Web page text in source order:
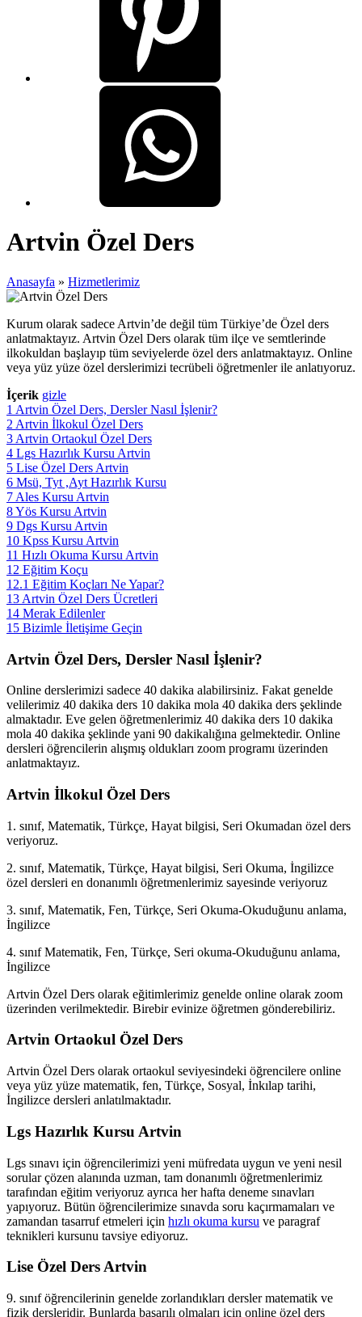
Artvin Özel Ders
Anasayfa » Hizmetlerimiz
Kurum olarak sadece Artvin’de değil tüm Türkiye’de Özel ders
anlatmaktayız. Artvin Özel Ders olarak tüm ilçe ve semtlerinde
ilkokuldan başlayıp tüm seviyelerde özel ders anlatmaktayız. Online
veya yüz yüze özel derslerimizi tecrübeli öğretmenler ile anlatıyoruz.
İçerik gizle
1 Artvin Özel Ders, Dersler Nasıl İşlenir?
2 Artvin İlkokul Özel Ders
3 Artvin Ortaokul Özel Ders
4 Lgs Hazırlık Kursu Artvin
5 Lise Özel Ders Artvin
6 Msü, Tyt ,Ayt Hazırlık Kursu
7 Ales Kursu Artvin
8Yös Kursu Artvin
9 Dgs Kursu Artvin
10 Kpss Kursu Artvin
11 Hızlı Okuma Kursu Artvin
12 Eğitim Koçu
12.1 Eğitim Koçları Ne Yapar?
13 Artvin Özel Ders Ücretleri
14 Merak Edilenler
15 Bizimle İletişime Geçin
Artvin Özel Ders, Dersler Nasıl İşlenir?
Online derslerimizi sadece 40 dakika alabilirsiniz. Fakat genelde
velilerimiz 40 dakika ders 10 dakika mola 40 dakika ders şeklinde
almaktadır. Eve gelen öğretmenlerimiz 40 dakika ders 10 dakika
mola 40 dakika şeklinde yani 90 dakikalığına gelmektedir. Online
dersleri öğrencilerin alışmış oldukları zoom programı üzerinden
anlatmaktayız.
Artvin İlkokul Özel Ders
1. sınıf, Matematik, Türkçe, Hayat bilgisi, Seri Okumadan özel ders
veriyoruz.
2. sınıf, Matematik, Türkçe, Hayat bilgisi, Seri Okuma, İngilizce
özel dersleri en donanımlı öğretmenlerimiz sayesinde veriyoruz
3. sınıf, Matematik, Fen, Türkçe, Seri Okuma-Okuduğunu anlama,
İngilizce
4. sınıf Matematik, Fen, Türkçe, Seri okuma-Okuduğunu anlama,
İngilizce
Artvin Özel Ders olarak eğitimlerimiz genelde online olarak zoom
üzerinden verilmektedir. Birebir evinize öğretmen gönderebiliriz.
Artvin Ortaokul Özel Ders
Artvin Özel Ders olarak ortaokul seviyesindeki öğrencilere online
veya yüz yüze matematik, fen, Türkçe, Sosyal, İnkılap tarihi,
İngilizce dersleri anlatılmaktadır.
Lgs Hazırlık Kursu Artvin
Lgs sınavı için öğrencilerimizi yeni müfredata uygun ve yeni nesil
sorular çözen alanında uzman, tam donanımlı öğretmenlerimiz
tarafından eğitim veriyoruz ayrıca her hafta deneme sınavları
yapıyoruz. Bütün öğrencilerimize sınavda soru kaçırmamaları ve
zamandan tasarruf etmeleri için hızlı okuma kursu ve paragraf
teknikleri kursunu tavsiye ediyoruz.
Lise Özel Ders Artvin
9. sınıf öğrencilerinin genelde zorlandıkları dersler matematik ve
fizik dersleridir. Bunlarda başarılı olmaları için online özel ders